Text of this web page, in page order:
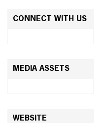
CONNECT WITH US
MEDIA ASSETS
WEBSITE